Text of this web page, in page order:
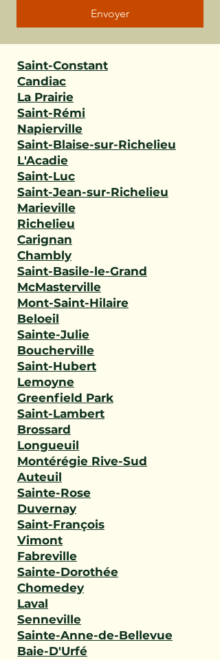
Envoyer
Saint-Constant
Candiac
La Prairie
Saint-Rémi
Napierville
Saint-Blaise-sur-Richelieu
L'Acadie
Saint-Luc
Saint-Jean-sur-Richelieu
Marieville
Richelieu
Carignan
Chambly
Saint-Basile-le-Grand
McMasterville
Mont-Saint-Hilaire
Beloeil
Sainte-Julie
Boucherville
Saint-Hubert
Lemoyne
Greenfield Park
Saint-Lambert
Brossard
Longueuil
Montérégie Rive-Sud
Auteuil
Sainte-Rose
Duvernay
Saint-François
Vimont
Fabreville
Sainte-Dorothée
Chomedey
Laval
Senneville
Sainte-Anne-de-Bellevue
Baie-D'Urfé